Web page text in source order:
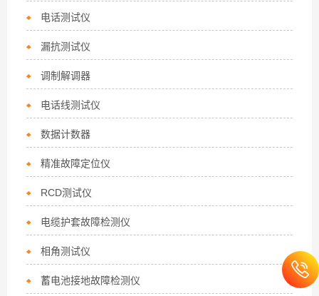
电话测试仪
漏抗测试仪
调制解调器
电话线测试仪
数据计数器
精准故障定位仪
RCD测试仪
电缆护套故障检测仪
相角测试仪
蓄电池接地故障检测仪